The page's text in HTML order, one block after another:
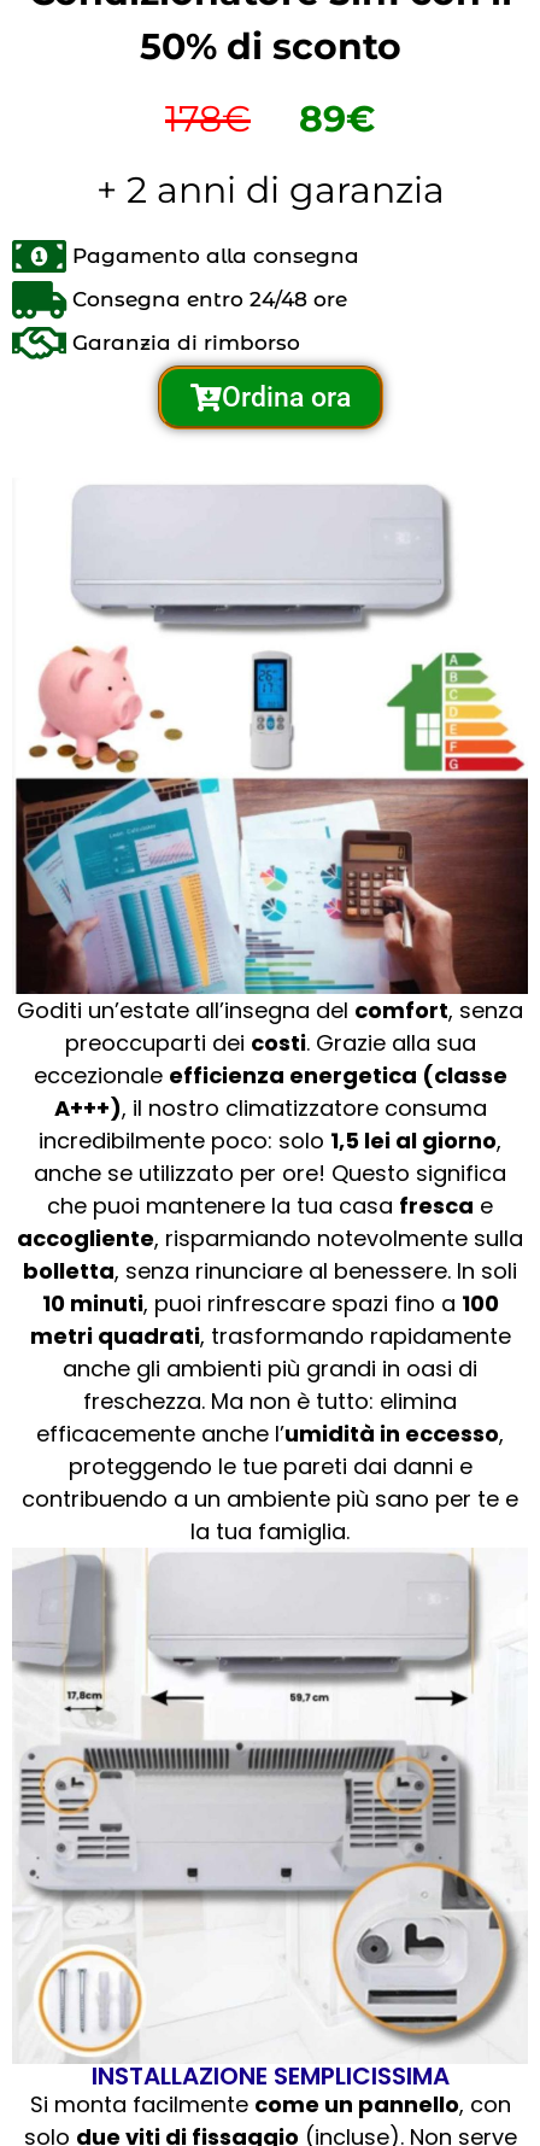
50% di sconto
178€
89€
+ 2 anni di garanzia
Pagamento alla consegna
Consegna entro 24/48 ore
Garanzia di rimborso
Ordina ora
Goditi un’estate all’insegna del comfort, senza
preoccuparti dei costi. Grazie alla sua
eccezionale efficienza energetica (classe
A+++), il nostro climatizzatore consuma
incredibilmente poco: solo 1,5 lei al giorno,
anche se utilizzato per ore! Questo significa
che puoi mantenere la tua casa fresca e
accogliente, risparmiando notevolmente sulla
bolletta, senza rinunciare al benessere. In soli
10 minuti, puoi rinfrescare spazi fino a 100
metri quadrati, trasformando rapidamente
anche gli ambienti più grandi in oasi di
freschezza. Ma non è tutto: elimina
efficacemente anche l’umidità in eccesso,
proteggendo le tue pareti dai danni e
contribuendo a un ambiente più sano per te e
la tua famiglia.
INSTALLAZIONE SEMPLICISSIMA
Si monta facilmente come un pannello, con
solo due viti di fissaggio (incluse). Non serve